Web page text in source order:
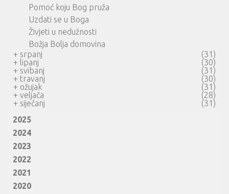
Pomoć koju Bog pruža
Uzdati se u Boga
Živjeti u nedužnosti
Božja Bolja domovina
+ srpanj
(31)
+ lipanj
(30)
+ svibanj
(31)
+ travanj
(30)
+ ožujak
(31)
+ veljača
(28)
+ siječanj
(31)
2025
2024
2023
2022
2021
2020